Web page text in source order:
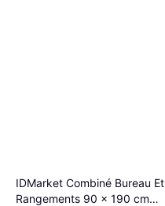
IDMarket Combiné Bureau Et
Rangements 90 x 190 cm